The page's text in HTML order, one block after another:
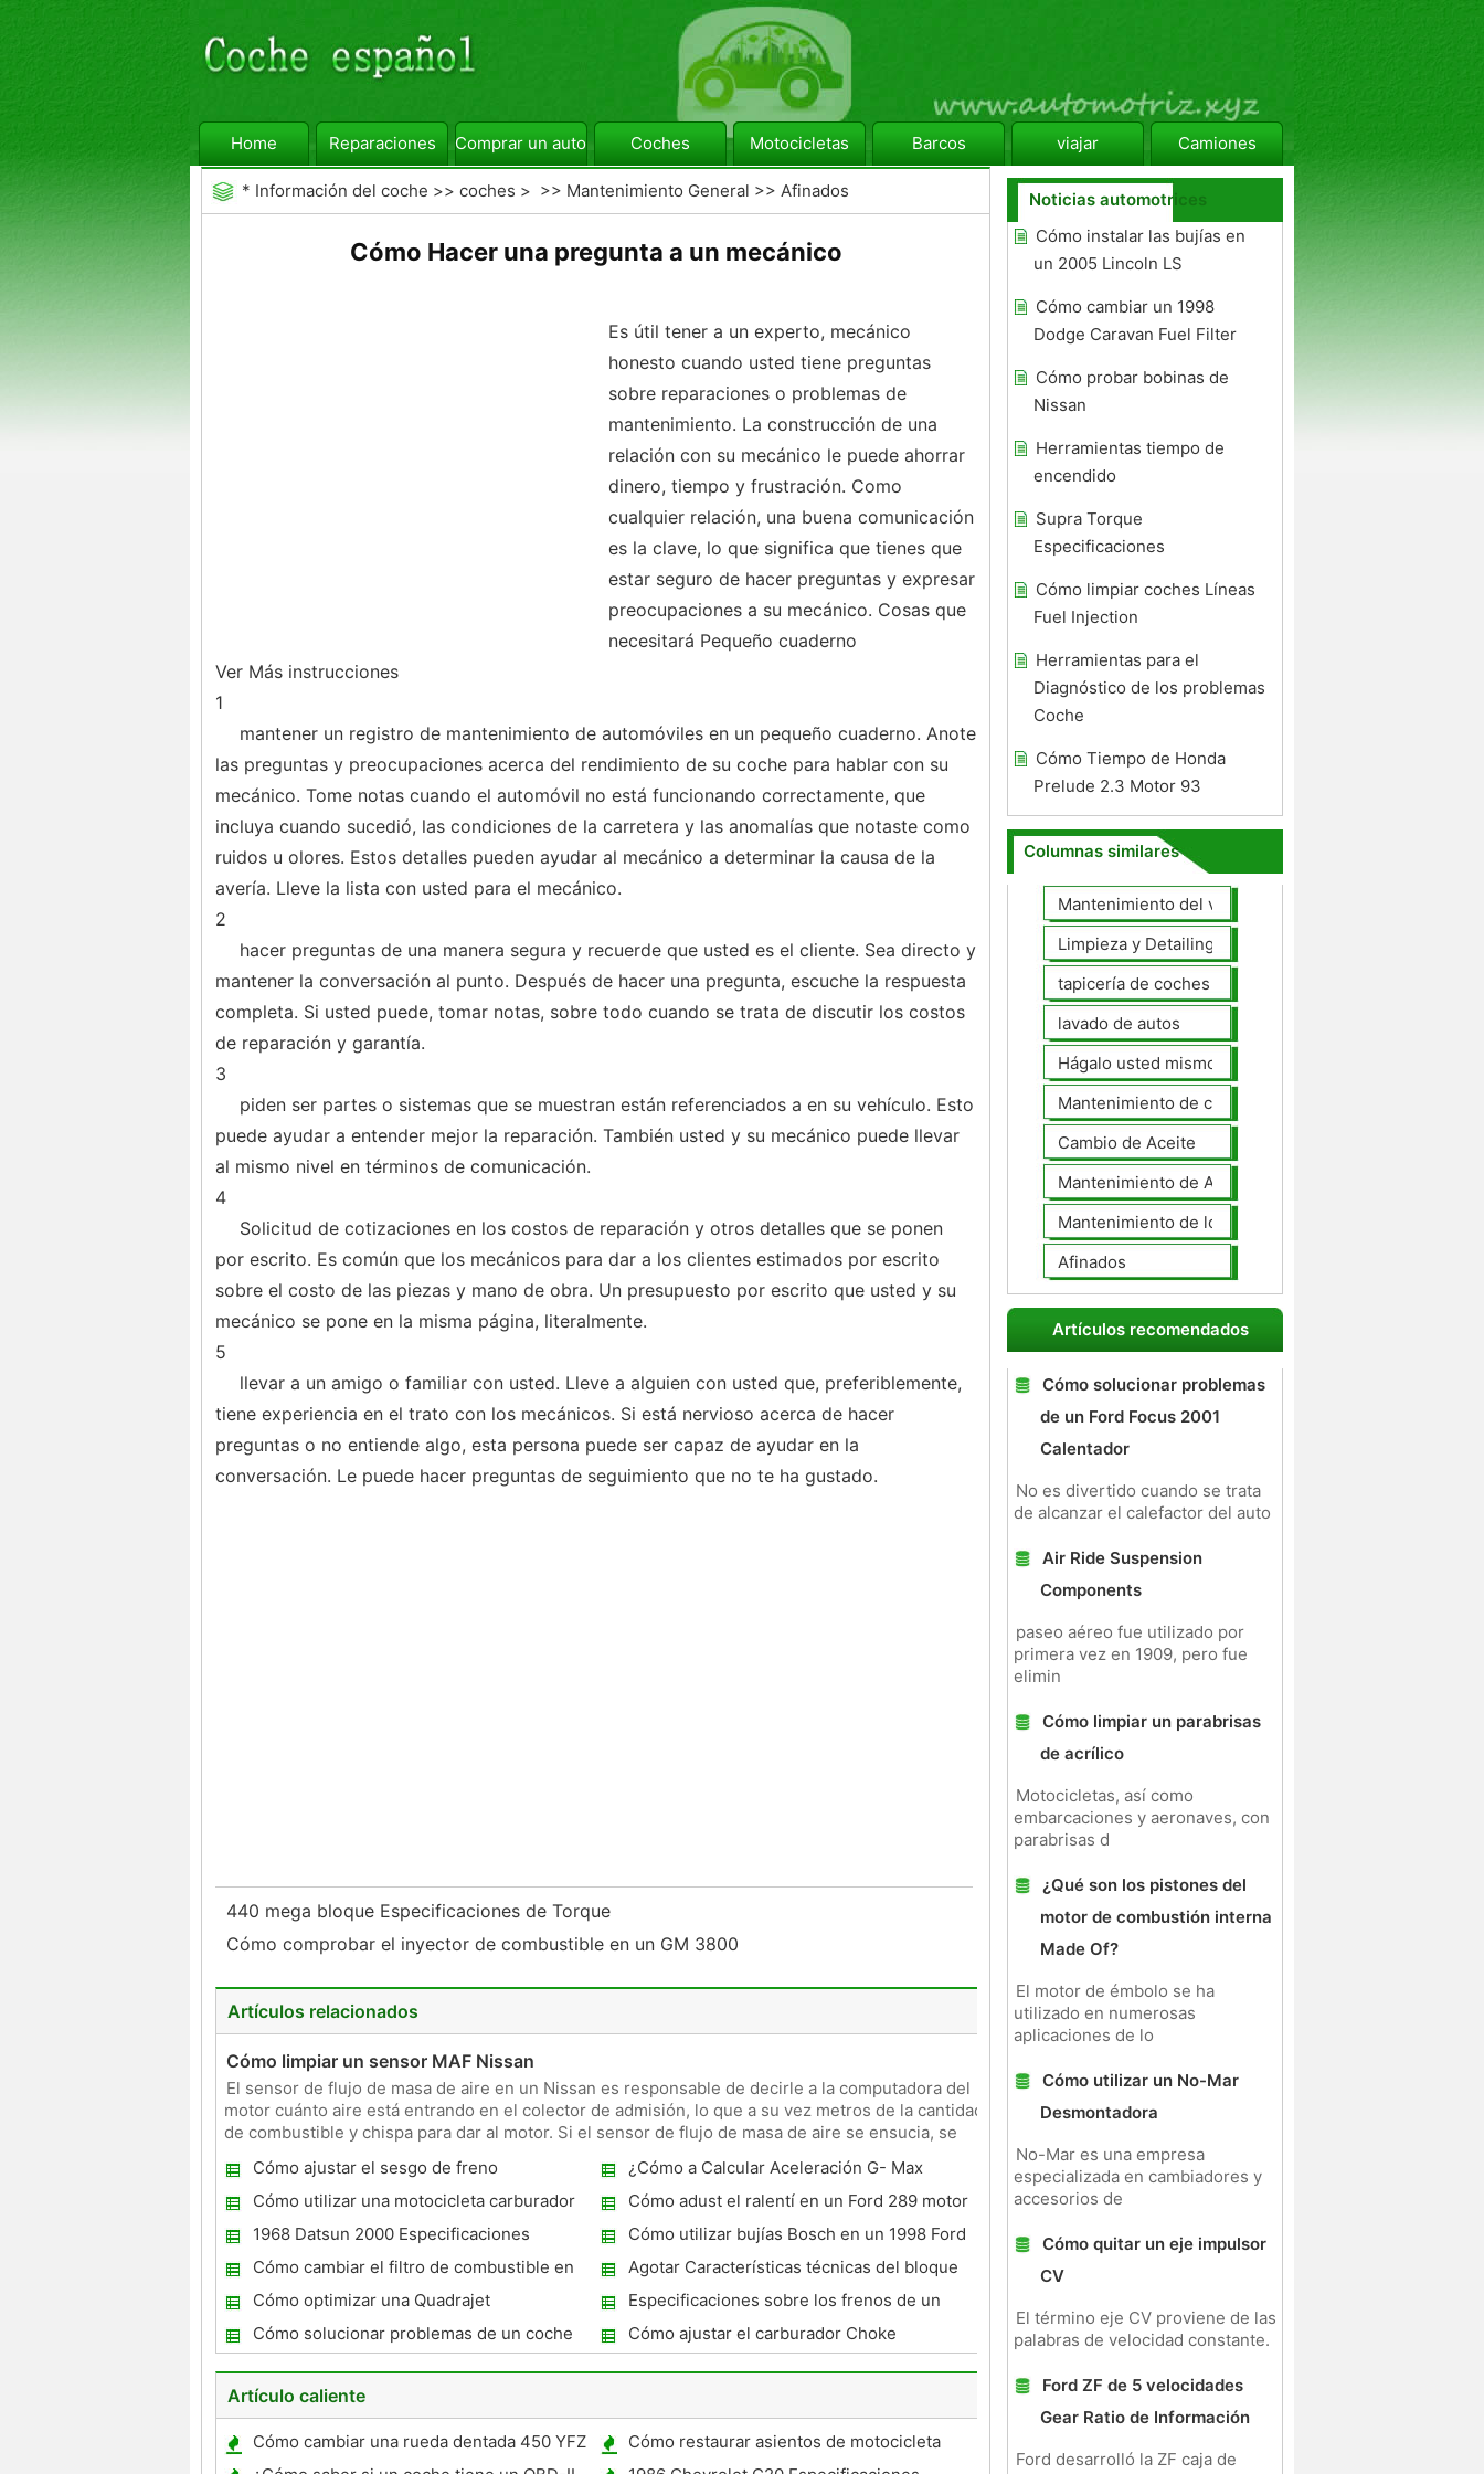
Home Reparaciones Comprar un automóvil Coches Motocicletas Barcos viajar Camiones
* Información del coche >> coches > >> Mantenimiento General >> Afinados
Cómo Hacer una pregunta a un mecánico
Es útil tener a un experto, mecánico
honesto cuando usted tiene preguntas
sobre reparaciones o problemas de
mantenimiento. La construcción de una
relación con su mecánico le puede ahorrar
dinero, tiempo y frustración. Como
cualquier relación, una buena comunicación
es la clave, lo que significa que tienes que
estar seguro de hacer preguntas y expresar
preocupaciones a su mecánico. Cosas que
necesitará Pequeño cuaderno
Ver Más instrucciones
1
mantener un registro de mantenimiento de automóviles en un pequeño cuaderno. Anote
las preguntas y preocupaciones acerca del rendimiento de su coche para hablar con su
mecánico. Tome notas cuando el automóvil no está funcionando correctamente, que
incluya cuando sucedió, las condiciones de la carretera y las anomalías que notaste como
ruidos u olores. Estos detalles pueden ayudar al mecánico a determinar la causa de la
avería. Lleve la lista con usted para el mecánico.
2
hacer preguntas de una manera segura y recuerde que usted es el cliente. Sea directo y
mantener la conversación al punto. Después de hacer una pregunta, escuche la respuesta
completa. Si usted puede, tomar notas, sobre todo cuando se trata de discutir los costos
de reparación y garantía.
3
piden ser partes o sistemas que se muestran están referenciados a en su vehículo. Esto
puede ayudar a entender mejor la reparación. También usted y su mecánico puede llevar
al mismo nivel en términos de comunicación.
4
Solicitud de cotizaciones en los costos de reparación y otros detalles que se ponen
por escrito. Es común que los mecánicos para dar a los clientes estimados por escrito
sobre el costo de las piezas y mano de obra. Un presupuesto por escrito que usted y su
mecánico se pone en la misma página, literalmente.
5
llevar a un amigo o familiar con usted. Lleve a alguien con usted que, preferiblemente,
tiene experiencia en el trato con los mecánicos. Si está nervioso acerca de hacer
preguntas o no entiende algo, esta persona puede ser capaz de ayudar en la
conversación. Le puede hacer preguntas de seguimiento que no te ha gustado.
440 mega bloque Especificaciones de Torque
Cómo comprobar el inyector de combustible en un GM 3800
Artículos relacionados
Cómo limpiar un sensor MAF Nissan
El sensor de flujo de masa de aire en un Nissan es responsable de decirle a la computadora del
motor cuánto aire está entrando en el colector de admisión, lo que a su vez metros de la cantidad
de combustible y chispa para dar al motor. Si el sensor de flujo de masa de aire se ensucia, se
Cómo ajustar el sesgo de freno
¿Cómo a Calcular Aceleración G- Max
Pistón
Cómo utilizar una motocicleta carburador
vacío sincronizador en una Honda 750
Cómo adust el ralentí en un Ford 289 motor
'66
1968 Datsun 2000 Especificaciones
temporización
Cómo utilizar bujías Bosch en un 1998 Ford
F-150 5.4
Cómo cambiar el filtro de combustible en
una Chevrolet Silverado 2001
Agotar Características técnicas del bloque
en el 390 FE
Cómo optimizar una Quadrajet
Especificaciones sobre los frenos de un
Chevelle 1972 TH350
Cómo solucionar problemas de un coche
que no se quema gas correctamente
Cómo ajustar el carburador Choke
Artículo caliente
Cómo cambiar una rueda dentada 450 YFZ
Cómo restaurar asientos de motocicleta
Noticias automotrices
Cómo instalar las bujías en
un 2005 Lincoln LS
Cómo cambiar un 1998
Dodge Caravan Fuel Filter
Cómo probar bobinas de
Nissan
Herramientas tiempo de
encendido
Supra Torque
Especificaciones
Cómo limpiar coches Líneas
Fuel Injection
Herramientas para el
Diagnóstico de los problemas
Coche
Cómo Tiempo de Honda
Prelude 2.3 Motor 93
Columnas similares
Mantenimiento del vehículo
Limpieza y Detailing
tapicería de coches
lavado de autos
Hágalo usted mismo Mantenimiento de Automotores
Mantenimiento de coches General
Cambio de Aceite
Mantenimiento de Automotores Profesional
Mantenimiento de los neumáticos
Afinados
Artículos recomendados
Cómo solucionar problemas
de un Ford Focus 2001
Calentador
No es divertido cuando se trata
de alcanzar el calefactor del auto
Air Ride Suspension
Components
paseo aéreo fue utilizado por
primera vez en 1909, pero fue
elimin
Cómo limpiar un parabrisas
de acrílico
Motocicletas, así como
embarcaciones y aeronaves, con
parabrisas d
¿Qué son los pistones del
motor de combustión interna
Made Of?
El motor de émbolo se ha
utilizado en numerosas
aplicaciones de lo
Cómo utilizar un No-Mar
Desmontadora
No-Mar es una empresa
especializada en cambiadores y
accesorios de
Cómo quitar un eje impulsor
CV
El término eje CV proviene de las
palabras de velocidad constante.
Ford ZF de 5 velocidades
Gear Ratio de Información
Ford desarrolló la ZF caja de